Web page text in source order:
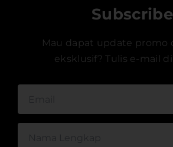
Subscribe
Mau dapat update promo
eksklusif? Tulis e-mail